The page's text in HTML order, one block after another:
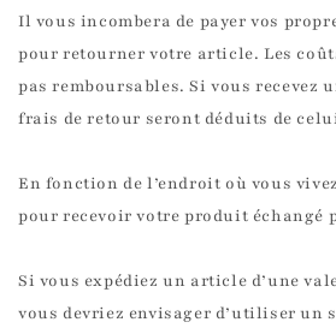
Il vous incombera de payer vos
pour retourner votre article. Les
pas remboursables. Si vous recevez
frais de retour seront déduits de
En fonction de l’endroit où vous
pour recevoir votre produit échangé
Si vous expédiez un article d’une
vous devriez envisager d’utiliser un